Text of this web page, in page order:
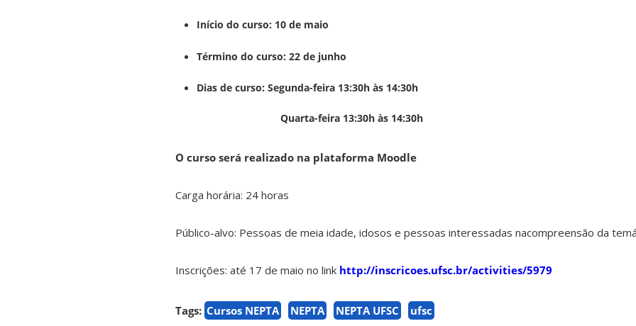
Início do curso: 10 de maio
Término do curso: 22 de junho
Dias de curso: Segunda-feira 13:30h às 14:30h
Quarta-feira 13:30h às 14:30h
O curso será realizado na plataforma Moodle
Carga horária: 24 horas
Público-alvo: Pessoas de meia idade, idosos e pessoas interessadas nacompreensão da
Inscrições: até 17 de maio no link http://inscricoes.ufsc.br/activities/5979
Tags: Cursos NEPTA NEPTA NEPTA UFSC ufsc